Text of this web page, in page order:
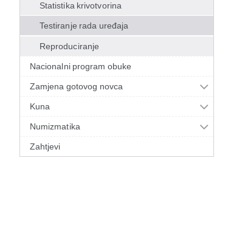
Statistika krivotvorina
Testiranje rada uređaja
Reproduciranje
Nacionalni program obuke
Zamjena gotovog novca
Kuna
Numizmatika
Zahtjevi